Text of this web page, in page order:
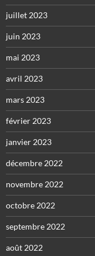
juillet 2023
juin 2023
mai 2023
avril 2023
mars 2023
février 2023
janvier 2023
décembre 2022
novembre 2022
octobre 2022
septembre 2022
août 2022